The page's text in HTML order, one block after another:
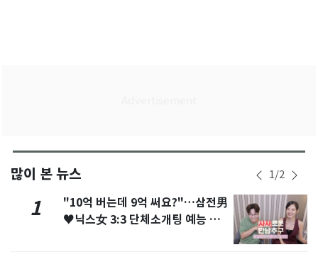
많이 본 뉴스 1/2
1
"10억 버는데 9억 써요?"…삼전男
♥닉스女 3:3 단체소개팅 예능 화